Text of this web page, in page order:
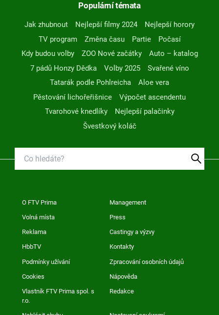
Populární témata
Jak zhubnout Nejlepší filmy 2024
Nejlepší horory
TV program
Změna času Partie
Počasí
Kdy budou volby
ZOO Nové začátky
Auto – katalog
7 pádů Honzy Dědka
Volby 2025
Svařené víno
Tatarák podle Pohlreicha
Aloe vera
Pěstování lichořeřišnice
Výpočet ascendentu
Tvarohové knedlíky
Nejlepší palačinky
Švestkový koláč
O FTV Prima Management
Volná místa Press
Reklama Castingy a výzvy
HbbTV Kontakty
Podmínky užívání Zpracování osobních údajů
Cookies Nápověda
Vlastník FTV Prima spol. s
r.o.
Redakce